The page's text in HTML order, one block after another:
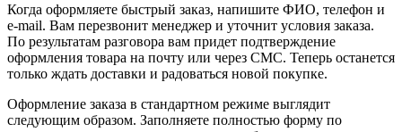
Когда оформляете быстрый заказ, напишите ФИО, телефон и
e-mail. Вам перезвонит менеджер и уточнит условия заказа.
По результатам разговора вам придет подтверждение
оформления товара на почту или через СМС. Теперь останется
только ждать доставки и радоваться новой покупке.
Оформление заказа в стандартном режиме выглядит
следующим образом. Заполняете полностью форму по